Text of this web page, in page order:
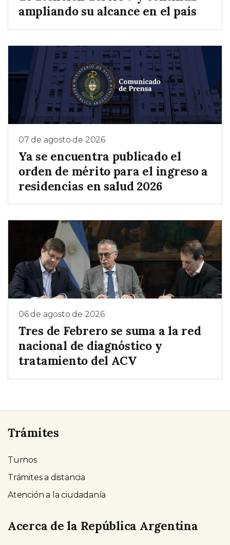
ampliando su alcance en el país
07 de agosto de 2026
Ya se encuentra publicado el
orden de mérito para el ingreso a
residencias en salud 2026
06 de agosto de 2026
Tres de Febrero se suma a la red
nacional de diagnóstico y
tratamiento del ACV
Trámites
Turnos
Trámites a distancia
Atención a la ciudadanía
Acerca de la República Argentina